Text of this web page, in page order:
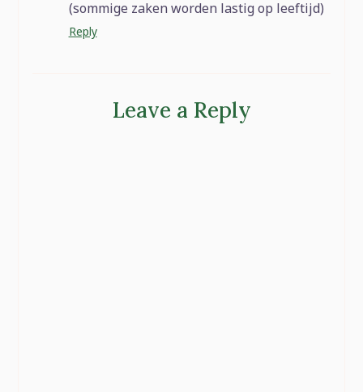
(sommige zaken worden lastig op leeftijd)
Reply
Leave a Reply